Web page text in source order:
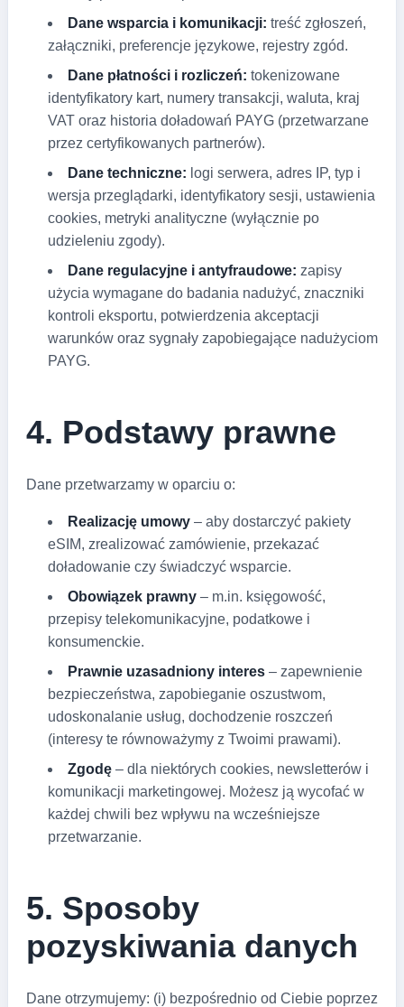
Dane wsparcia i komunikacji: treść zgłoszeń,
załączniki, preferencje językowe, rejestry zgód.
Dane płatności i rozliczeń: tokenizowane
identyfikatory kart, numery transakcji, waluta, kraj
VAT oraz historia doładowań PAYG (przetwarzane
przez certyfikowanych partnerów).
Dane techniczne: logi serwera, adres IP, typ i
wersja przeglądarki, identyfikatory sesji, ustawienia
cookies, metryki analityczne (wyłącznie po
udzieleniu zgody).
Dane regulacyjne i antyfraudowe: zapisy
użycia wymagane do badania nadużyć, znaczniki
kontroli eksportu, potwierdzenia akceptacji
warunków oraz sygnały zapobiegające nadużyciom
PAYG.
4. Podstawy prawne
Dane przetwarzamy w oparciu o:
Realizację umowy – aby dostarczyć pakiety
eSIM, zrealizować zamówienie, przekazać
doładowanie czy świadczyć wsparcie.
Obowiązek prawny – m.in. księgowość,
przepisy telekomunikacyjne, podatkowe i
konsumenckie.
Prawnie uzasadniony interes – zapewnienie
bezpieczeństwa, zapobieganie oszustwom,
udoskonalanie usług, dochodzenie roszczeń
(interesy te równoważymy z Twoimi prawami).
Zgodę – dla niektórych cookies, newsletterów i
komunikacji marketingowej. Możesz ją wycofać w
każdej chwili bez wpływu na wcześniejsze
przetwarzanie.
5. Sposoby
pozyskiwania danych
Dane otrzymujemy: (i) bezpośrednio od Ciebie poprzez